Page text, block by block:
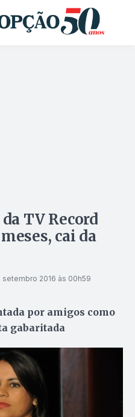
TV Record
cai da
setembro 2016 às 00h59
por amigos como
gabaritada